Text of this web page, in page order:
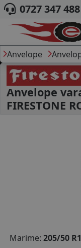
B2B
COS
0727 347 488
Anvelope
Anvelope
FIRESTONE
Marime: 205/50